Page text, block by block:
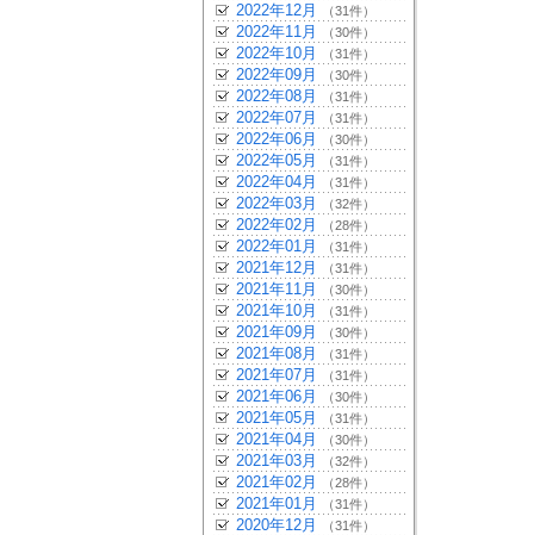
2022年12月 （31件）
2022年11月 （30件）
2022年10月 （31件）
2022年09月 （30件）
2022年08月 （31件）
2022年07月 （31件）
2022年06月 （30件）
2022年05月 （31件）
2022年04月 （31件）
2022年03月 （32件）
2022年02月 （28件）
2022年01月 （31件）
2021年12月 （31件）
2021年11月 （30件）
2021年10月 （31件）
2021年09月 （30件）
2021年08月 （31件）
2021年07月 （31件）
2021年06月 （30件）
2021年05月 （31件）
2021年04月 （30件）
2021年03月 （32件）
2021年02月 （28件）
2021年01月 （31件）
2020年12月 （31件）